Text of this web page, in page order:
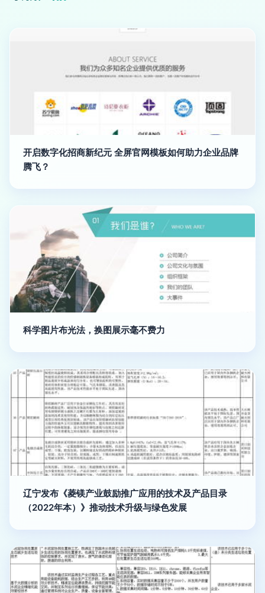
开启数字化招商新纪元 全屏官网模板如何助力企业品牌
腾飞？
科学图片布光法，换图展示毫不费力
辽宁发布《菱镁产业鼓励推广应用的技术及产品目录
（2022年本）》推动技术升级与绿色发展